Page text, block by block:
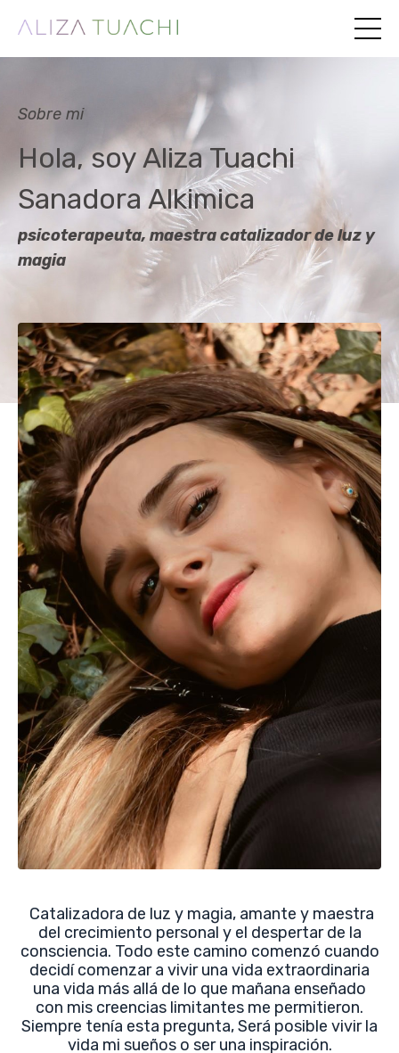
Sobre mi
Hola, soy Aliza Tuachi
Sanadora Alkimica
psicoterapeuta, maestracatalizadorde luz y
magia
Catalizadora de luz y magia, amante y maestra
del crecimiento personal y el despertar de la
consciencia. Todo este camino comenzó cuando
decidí comenzar a vivir una vida extraordinaria
una vida más allá de lo que mañana enseñado
con mis creencias limitantes me permitieron.
Siempre tenía esta pregunta, Será posible vivir la
vida mi sueños o ser una inspiración.